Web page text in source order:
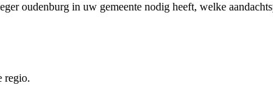
oudenburg in uw gemeente nodig heeft, welke
regio.